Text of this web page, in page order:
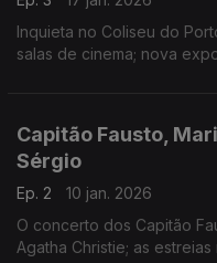
Inquieta no Coliseu do
salas de cinema; nova
Capitão Fausto,
Sérgio
Ep. 2
10 jan. 2026
O concerto dos Capitão
Agatha Christie; as